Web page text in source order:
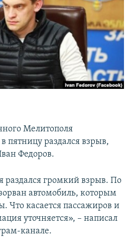
Мелитополя
пятницу раздался взрыв,
Федоров.
раздался громкий взрыв. По
автомобиль, которым
Что касается пассажиров и
уточняется», – написал
канале.